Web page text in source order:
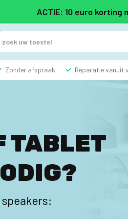
ACTIE: 10 euro korting
Zonder afspraak Reparatie vanuit
TABLET